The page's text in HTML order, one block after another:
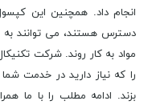
انجام داد. همچنین این
دسترس هستند، می توانند
مواد به کار روند. شرکت
را که نیاز دارید در خدمت
بزند. ادامه مطلب را با ما